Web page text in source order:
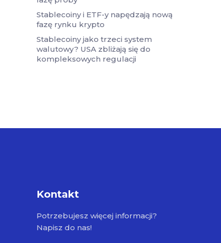
Stablecoiny i ETF-y napędzają nową
fazę rynku krypto
Stablecoiny jako trzeci system
walutowy? USA zbliżają się do
kompleksowych regulacji
Kontakt
Potrzebujesz więcej informacji?
Napisz do nas!